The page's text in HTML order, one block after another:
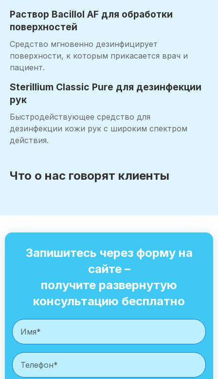
Раствор Bacillol AF для обработки
поверхностей
Средство мгновенно дезинфицирует
поверхности, к которым прикасается врач и
пациент.
Sterillium Classic Pure для дезинфекции
рук
Быстродействующее средство для
дезинфекции кожи рук с широким спектром
действия.
Что о нас говорят клиенты
Запишитесь через форму на
сайте –
получите развернутую
консультацию бесплатно